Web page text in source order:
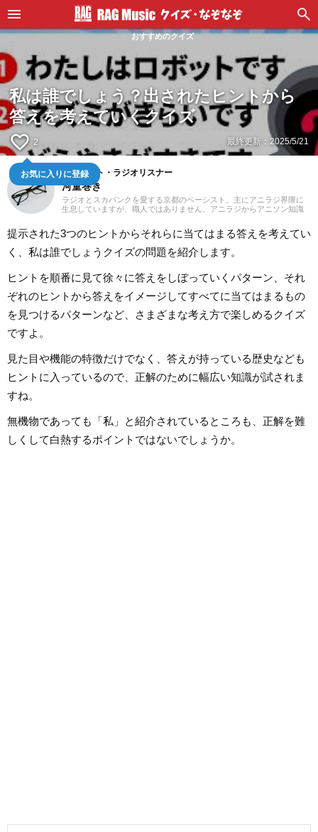
おすすめのクイズ
私は誰でしょう？出されたヒントから
答えを考えていくクイズ
favorite_border 2
お気に入りに登録
最終更新： 2025/5/21
ベーシスト・ラジオリスナー
河童巻き
ラジオとスカパンクを愛する京都のベーシスト。主にアニラジ界隈に
生息していますが、職人ではありません。アニラジからアニソン知識
に愛しております。音楽スタジオの店員だったりもしました。毎日ぐ
るぐる駆けまわっております。
提示された3つのヒントからそれらに当てはまる答えを考えてい
く、私は誰でしょうクイズの問題を紹介します。
ヒントを順番に見て徐々に答えをしぼっていくパターン、それ
ぞれのヒントから答えをイメージしてすべてに当てはまるもの
を見つけるパターンなど、さまざまな考え方で楽しめるクイズ
ですよ。
見た目や機能の特徴だけでなく、答えが持っている歴史なども
ヒントに入っているので、正解のために幅広い知識が試されま
すね。
無機物であっても「私」と紹介されているところも、正解を難
しくして白熱するポイントではないでしょうか。